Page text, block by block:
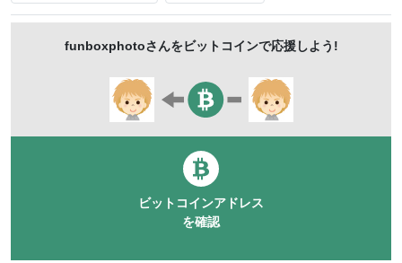
funboxphotoさんをビットコインで応援しよう!
ビットコインアドレス
を確認